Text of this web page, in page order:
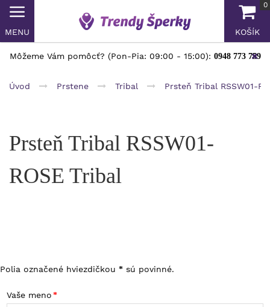
MENU
0
KOŠÍK
Môžeme Vám pomôcť? (Pon-Pia: 09:00 - 15:00): 0948 773 759
Úvod Prstene Tribal Prsteň Tribal RSSW01-
Prsteň Tribal RSSW01-
ROSE Tribal
Polia označené hviezdičkou * sú povinné.
Vaše meno